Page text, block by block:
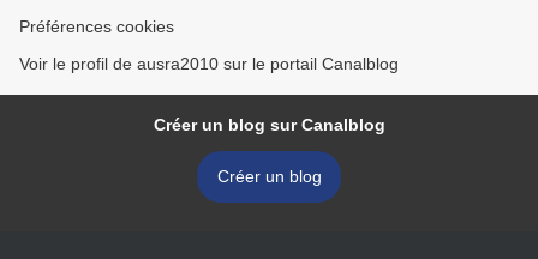
Préférences cookies
Voir le profil de ausra2010 sur le portail Canalblog
Créer un blog sur Canalblog
Créer un blog